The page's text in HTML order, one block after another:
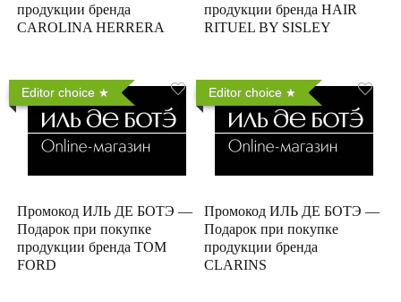
продукции бренда
CAROLINA HERRERA
продукции бренда HAIR
RITUEL BY SISLEY
Editor choice
Промокод ИЛЬ ДЕ БОТЭ —
Подарок при покупке
продукции бренда TOM
FORD
Editor choice
Промокод ИЛЬ ДЕ БОТЭ —
Подарок при покупке
продукции бренда
CLARINS